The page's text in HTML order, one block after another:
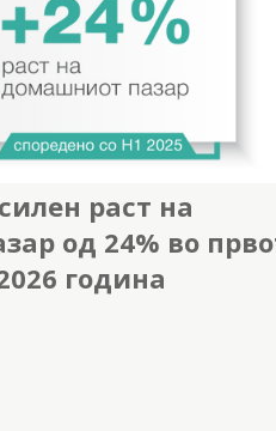
раст на
од 24% во
година